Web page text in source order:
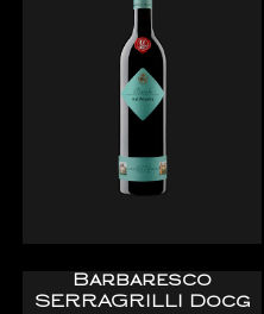
Barbaresco
SERRAGRILLI Docg